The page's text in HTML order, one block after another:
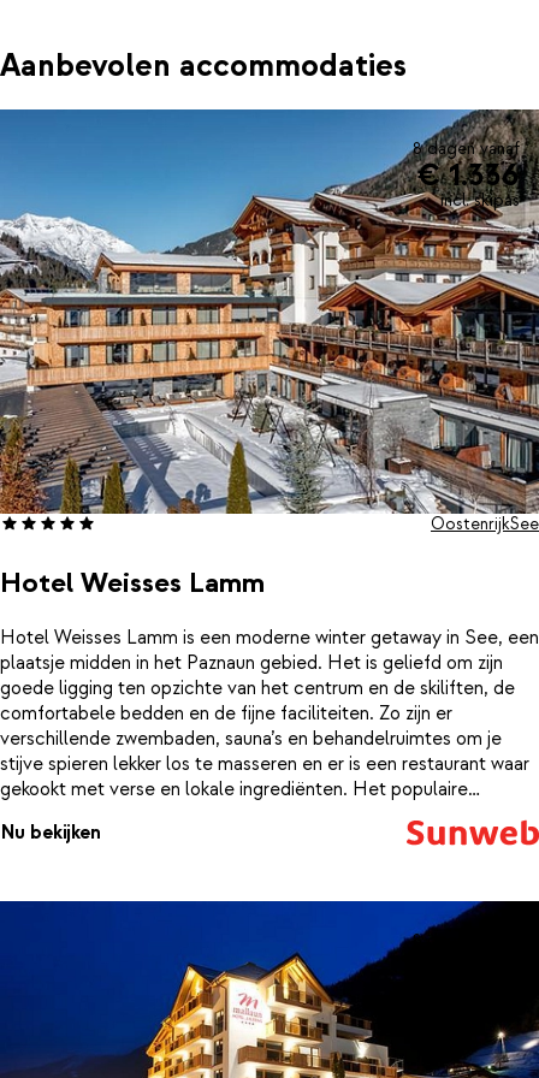
Aanbevolen accommodaties
8 dagen vanaf
€ 1.336
incl. skipas
Hotel Weisses Lamm
OostenrijkSee
Hotel Weisses Lamm is een moderne winter getaway in See, een
plaatsje midden in het Paznaun gebied. Het is geliefd om zijn
goede ligging ten opzichte van het centrum en de skiliften, de
comfortabele bedden en de fijne faciliteiten. Zo zijn er
verschillende zwembaden, sauna’s en behandelruimtes om je
stijve spieren lekker los te masseren en er is een restaurant waar
gekookt met verse en lokale ingrediënten. Het populaire
Paznaun is verdeeld over 4 skigebieden: See, Ischgl, Kappl en
Galtür, die vanaf hotel Weisses Lamm allemaal makkelijk te
Daarnaast beschikt het hotel nog over een skiruimte, waar je
spullen kunt opbergen en een bar om na een dag op te piste te
genieten van schnaps en goed gezelschap.
Nu bekijken
8 dagen vanaf